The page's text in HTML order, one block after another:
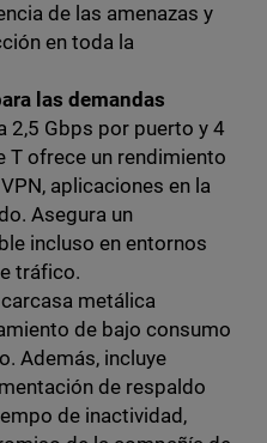
de las amenazas y
en toda la
las demandas
2,5 Gbps por puerto y 4
T ofrece un rendimiento
aplicaciones en la
Asegura un
incluso en entornos
tráfico.
carcasa metálica
de bajo consumo
Además, incluye
de respaldo
de inactividad,